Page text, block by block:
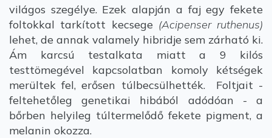
világos szegélye. Ezek alapján a faj egy fekete
foltokkal tarkított kecsege (Acipenser ruthenus)
lehet, de annak valamely hibridje sem zárható ki.
Ám karcsú testalkata miatt a 9 kilós
testtömegével kapcsolatban komoly kétségek
merültek fel, erősen túlbecsülhették. Foltjait -
feltehetőleg genetikai hibából adódóan - a
bőrben helyileg túltermelődő fekete pigment, a
melanin okozza.